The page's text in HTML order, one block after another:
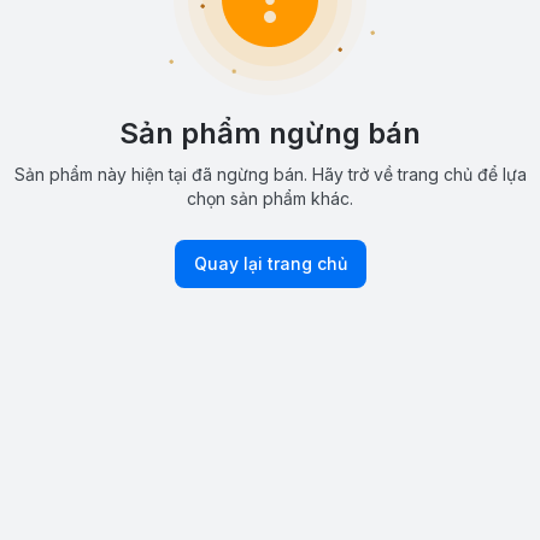
Sản phẩm ngừng bán
Sản phẩm này hiện tại đã ngừng bán. Hãy trở về trang chủ để lựa
chọn sản phẩm khác.
Quay lại trang chủ